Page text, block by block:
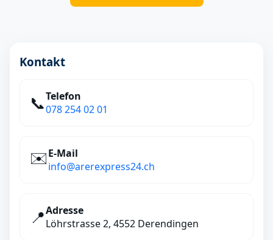
Kontakt
📞Telefon
078 254 02 01
✉️E‑Mail
info@arerexpress24.ch
📍Adresse
Löhrstrasse 2, 4552 Derendingen